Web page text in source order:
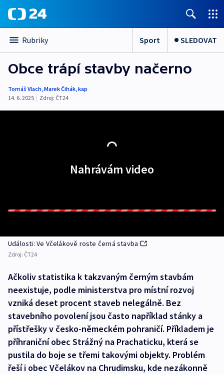
Rubriky Sport SLEDOVAT
Obce trápí stavby načerno
Tomáš Vlach,Marek Čihák,kap
14. 6. 2025 | Zdroj: ČT24
Nahrávám video
Události: Ve Včelákově roste černá stavba
Zdroj: ČT24
Ačkoliv statistika k takzvaným černým stavbám
neexistuje, podle ministerstva pro místní rozvoj
vzniká deset procent staveb nelegálně. Bez
stavebního povolení jsou často například stánky a
přístřešky v česko-německém pohraničí. Příkladem je
příhraniční obec Strážný na Prachaticku, která se
pustila do boje se třemi takovými objekty. Problém
řeší i obec Včelákov na Chrudimsku, kde nezákonně